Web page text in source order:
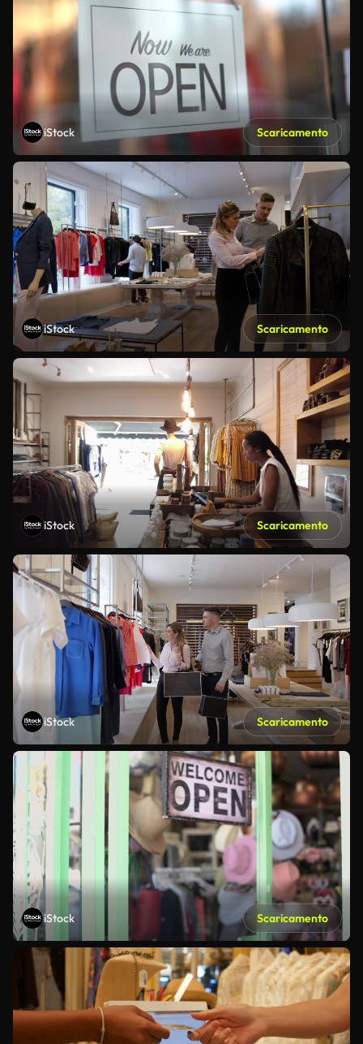
iStock Scaricamento
iStock Scaricamento
iStock Scaricamento
iStock Scaricamento
iStock Scaricamento